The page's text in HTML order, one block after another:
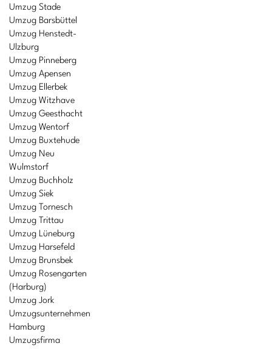
Umzug Stade
Umzug Barsbüttel
Umzug Henstedt-
Ulzburg
Umzug Pinneberg
Umzug Apensen
Umzug Ellerbek
Umzug Witzhave
Umzug Geesthacht
Umzug Wentorf
Umzug Buxtehude
Umzug Neu
Wulmstorf
Umzug Buchholz
Umzug Siek
Umzug Tornesch
Umzug Trittau
Umzug Lüneburg
Umzug Harsefeld
Umzug Brunsbek
Umzug Rosengarten
(Harburg)
Umzug Jork
Umzugsunternehmen
Hamburg
Umzugsfirma